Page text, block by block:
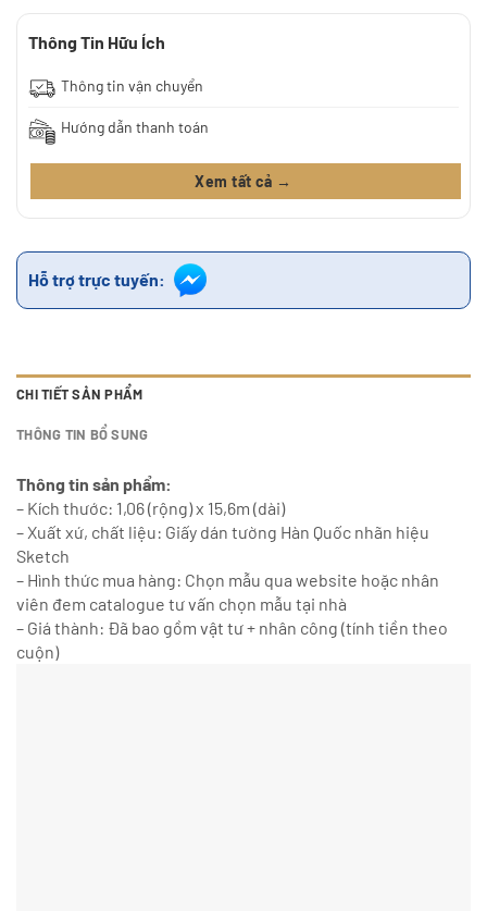
Thông Tin Hữu Ích
Thông tin vận chuyển
Hướng dẫn thanh toán
Xem tất cả →
Hỗ trợ trực tuyến:
CHI TIẾT SẢN PHẨM
THÔNG TIN BỔ SUNG
Thông tin sản phẩm:
– Kích thước: 1,06 (rộng) x 15,6m (dài)
– Xuất xứ, chất liệu: Giấy dán tường Hàn Quốc nhãn hiệu
Sketch
– Hình thức mua hàng: Chọn mẫu qua website hoặc nhân
viên đem catalogue tư vấn chọn mẫu tại nhà
– Giá thành: Đã bao gồm vật tư + nhân công (tính tiền theo
cuộn)